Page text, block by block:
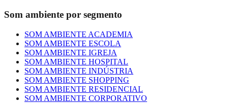
Som ambiente por segmento
SOM AMBIENTE ACADEMIA
SOM AMBIENTE ESCOLA
SOM AMBIENTE IGREJA
SOM AMBIENTE HOSPITAL
SOM AMBIENTE INDÚSTRIA
SOM AMBIENTE SHOPPING
SOM AMBIENTE RESIDENCIAL
SOM AMBIENTE CORPORATIVO